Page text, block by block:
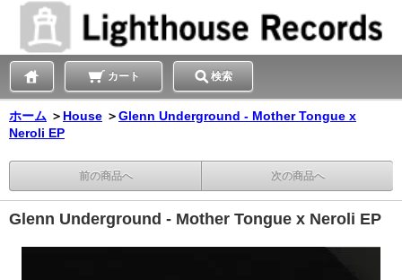
カート 検索
ホーム ＞ House ＞Glenn Underground - Mother Tongue x
Neroli EP
前の商品へ 次の商品へ
Glenn Underground - Mother Tongue x Neroli EP